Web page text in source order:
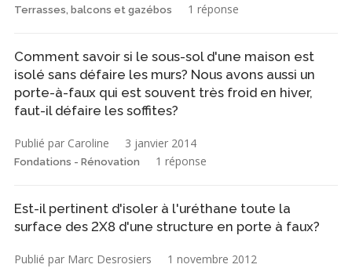
Terrasses, balcons et gazébos 1 réponse
Comment savoir si le sous-sol d'une maison est
isolé sans défaire les murs? Nous avons aussi un
porte-à-faux qui est souvent très froid en hiver,
faut-il défaire les soffites?
Publié par Caroline 3 janvier 2014
Fondations - Rénovation 1 réponse
Est-il pertinent d'isoler à l'uréthane toute la
surface des 2X8 d'une structure en porte à faux?
Publié par Marc Desrosiers 1 novembre 2012